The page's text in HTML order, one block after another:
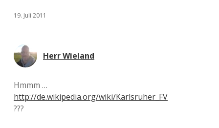
19. Juli 2011
Herr Wieland
Hmmm …
http://de.wikipedia.org/wiki/Karlsruher_FV
???